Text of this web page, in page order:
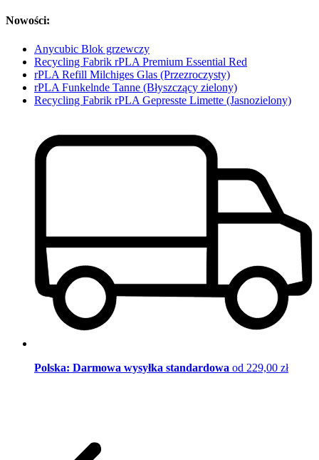
Nowości:
Anycubic Blok grzewczy
Recycling Fabrik rPLA Premium Essential Red
rPLA Refill Milchiges Glas (Przezroczysty)
rPLA Funkelnde Tanne (Błyszczący zielony)
Recycling Fabrik rPLA Gepresste Limette (Jasnozielony)
Polska: Darmowa wysyłka standardowa od 229,00 zł